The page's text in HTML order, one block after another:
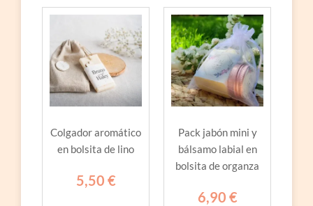
Colgador aromático
en bolsita de lino
5,50 €
Pack jabón mini y
bálsamo labial en
bolsita de organza
6,90 €